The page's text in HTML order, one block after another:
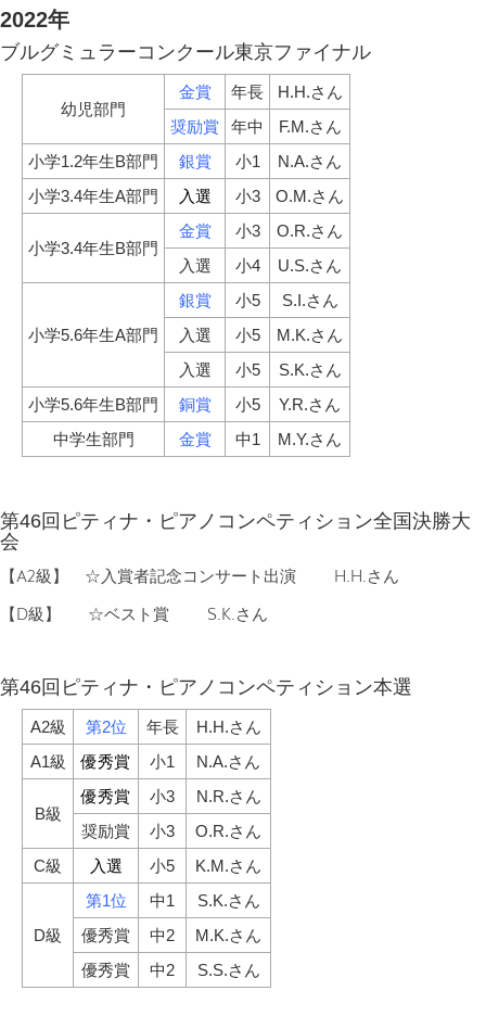
2022年
ブルグミュラーコンクール東京ファイナル
幼児部門
金賞 年長
H.H.さん
奨励賞
年中
F.M.さん
小学1.2年生B部門
銀賞 小1
N.A.さん
小学3.4年生A部門
入選 小3 O.M.さん
小学3.4年生B部門
金賞 小3
O.R.さん
入選
小4 U.S.さん
小学5.6年生A部門
銀賞 小5
S.I.さん
入選
小5
M.K.さん
入選
小5
S.K.さん
小学5.6年生B部門
銅賞 小5
Y.R.さん
中学生部門
金賞 中1 M.Y.さん
第46回ピティナ・ピアノコンペティション全国決勝大
会
【A2級】 ☆入賞者記念コンサート出演 H.H.さん
【D級】 ☆ベスト賞 S.K.さん
第46回ピティナ・ピアノコンペティション本選
A2級 第2位 年長
H.H.さん
A1級
優秀賞 小1 N.A.さん
B級
優秀賞 小3
N.R.さん
奨励賞
小3
O.R.さん
C級
入選 小5 K.M.さん
D級
第1位 中1
S.K.さん
優秀賞
中2
M.K.さん
優秀賞
中2 S.S.さん